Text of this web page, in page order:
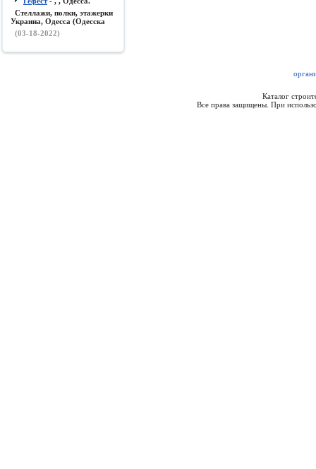
Стеллажи, полки, этажерки
Украина, Одесса (Одесска
(03-18-2022)
Каталог
Все права защищены. При